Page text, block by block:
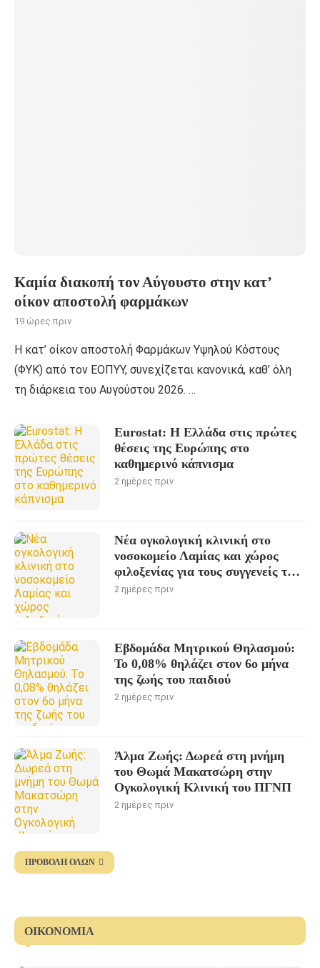
Καμία διακοπή τον Αύγουστο στην κατ’
οίκον αποστολή φαρμάκων
19 ώρες πριν
Η κατ’ οίκον αποστολή Φαρμάκων Υψηλού Κόστους
(ΦΥΚ) από τον ΕΟΠΥΥ, συνεχίζεται κανονικά, καθ’ όλη
τη διάρκεια του Αυγούστου 2026. …
Eurostat: Η Ελλάδα στις πρώτες
θέσεις της Ευρώπης στο
καθημερινό κάπνισμα
2 ημέρες πριν
Νέα ογκολογική κλινική στο
νοσοκομείο Λαμίας και χώρος
φιλοξενίας για τους συγγενείς των
ασθενών
2 ημέρες πριν
Εβδομάδα Μητρικού Θηλασμού:
Το 0,08% θηλάζει στον 6ο μήνα
της ζωής του παιδιού
2 ημέρες πριν
Άλμα Ζωής: Δωρεά στη μνήμη
του Θωμά Μακατσώρη στην
Ογκολογική Κλινική του ΠΓΝΠ
2 ημέρες πριν
ΠΡΟΒΟΛΉ ΌΛΩΝ
ΟΙΚΟΝΟΜΊΑ